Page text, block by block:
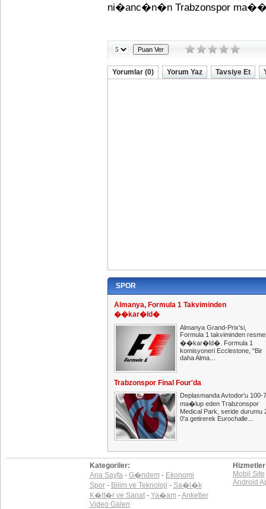
ni�anc�n�n Trabzonspor
Yorumlar (0) Yorum Yaz Tavsiye Et
SPOR
Almanya, Formula 1 Takviminden
��kar�ld�
Almanya Grand-Prix'si,
Formula 1 takviminden
��kar�ld�. Formula 1
komisyoneri Ecclestone, "Bir
daha Alma...
Trabzonspor Final Four'da
Deplasmanda Avtodor'u 100-
ma�lup eden Trabzonspor
Medical Park, seride durumu
0'a getirerek Eurochalle...
Kategoriler:
Ana Sayfa- G�ndem - Ekonomi
Spor- Bilim ve Teknoloji - Sa�l�k
K�lt�r ve Sanat- Ya�am -Anketler
Video Galeri
Mobil Site
Android